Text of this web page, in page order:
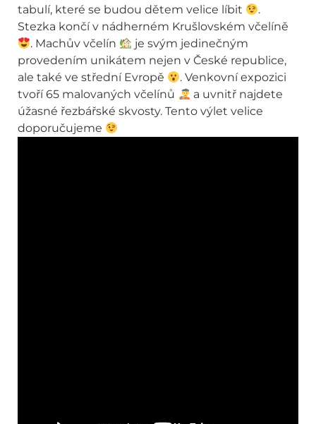
tabulí, které se budou dětem velice líbit
.
Stezka končí v nádherném Krušlovském včelíně
. Machův včelín
je svým jedinečným
provedením unikátem nejen v České republice,
ale také ve střední Evropě
. Venkovní expozici
tvoří 65 malovaných včelínů
a uvnitř najdete
úžasné řezbářské skvosty. Tento výlet velice
doporučujeme